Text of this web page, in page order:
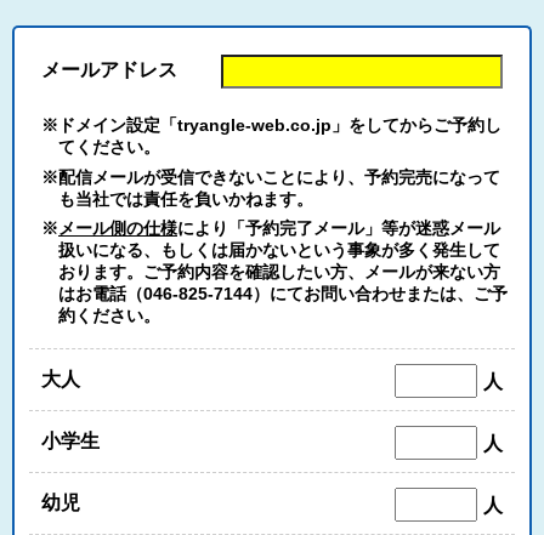
メールアドレス
※ドメイン設定「tryangle-web.co.jp」をしてからご予約し
てください。
※配信メールが受信できないことにより、予約完売になって
も当社では責任を負いかねます。
※メール側の仕様により「予約完了メール」等が迷惑メール
扱いになる、もしくは届かないという事象が多く発生して
おります。ご予約内容を確認したい方、メールが来ない方
はお電話（046-825-7144）にてお問い合わせまたは、ご予
約ください。
大人 人
小学生 人
幼児 人